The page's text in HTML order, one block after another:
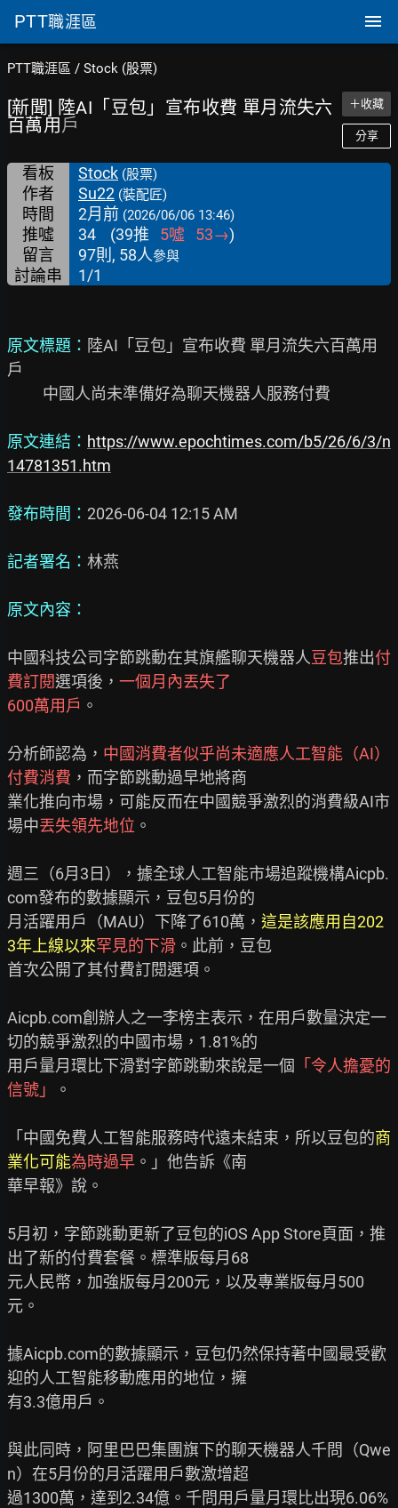
PTT職涯區
PTT職涯區 / Stock (股票)
[新聞] 陸AI「豆包」宣布收費 單月流失六
百萬用戶
＋收藏
分享
看板 Stock (股票)
作者 Su22 (裝配匠)
時間 2月前 (2026/06/06 13:46)
推噓 34 (39推 5噓 53→)
留言
97則, 58人參與
討論串 1/1
原文標題： 陸AI「豆包」宣布收費 單月流失六百萬用
戶
原文連結： https://www.epochtimes.com/b5/26/6/3/n
14781351.htm
發布時間： 2026-06-04 12:15 AM
記者署名： 林燕
原文內容：
中國科技公司字節跳動在其旗艦聊天機器人豆包推出付
費訂閱選項後， 一個月內丟失了
600萬用戶 。
分析師認為， 中國消費者似乎尚未適應人工智能（AI）
付費消費 ，而字節跳動過早地將商
業化推向市場，可能反而在中國競爭激烈的消費級AI市
場中丟失領先地位 。
週三（6月3日），據全球人工智能市場追蹤機構Aicpb.
com發布的數據顯示，豆包5月份的
月活躍用戶（MAU）下降了610萬， 這是該應用自202
3年上線以來罕見的下滑 。此前，豆包
首次公開了其付費訂閱選項。
Aicpb.com創辦人之一李榜主表示，在用戶數量決定一
切的競爭激烈的中國市場，1.81%的
用戶量月環比下滑對字節跳動來說是一個 「令人擔憂的
信號」
。
「中國免費人工智能服務時代遠未結束，所以豆包的商
業化可能為時過早 。」他告訴《南
華早報》說。
5月初，字節跳動更新了豆包的iOS App Store頁面，推
出了新的付費套餐。標準版每月68
元人民幣，加強版每月200元，以及專業版每月500
元。
據Aicpb.com的數據顯示，豆包仍然保持著中國最受歡
迎的人工智能移動應用的地位，擁
有3.3億用戶。
與此同時，阿里巴巴集團旗下的聊天機器人千問（Qwe
n）在5月份的月活躍用戶數激增超
過1300萬，達到2.34億。千問用戶量月環比出現6.06%